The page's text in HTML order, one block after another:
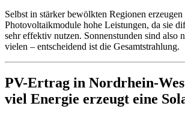
Selbst in stärker bewölkten Regionen erzeugen
Photovoltaikmodule hohe Leistungen, da sie
sehr effektiv nutzen. Sonnenstunden sind also
vielen – entscheidend ist die Gesamtstrahlung.
PV-Ertrag in Nordrhein-
viel Energie erzeugt eine